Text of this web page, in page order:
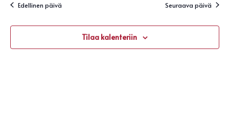
Edellinen päivä Seuraava päivä
Tilaa kalenteriin